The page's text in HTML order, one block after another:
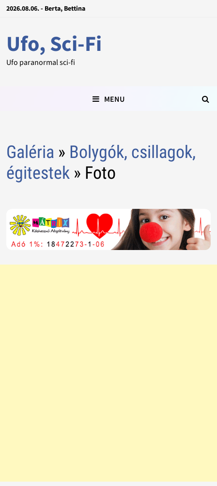
2026.08.06. - Berta, Bettina
Ufo, Sci-Fi
Ufo paranormal sci-fi
MENU
Galéria » Bolygók, csillagok,
égitestek» Foto